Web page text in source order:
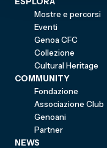
Mostre e percorsi
Eventi
Genoa CFC
Collezione
Cultural Heritage
COMMUNITY
Fondazione
Associazione Club
Genoani
Partner
NEWS